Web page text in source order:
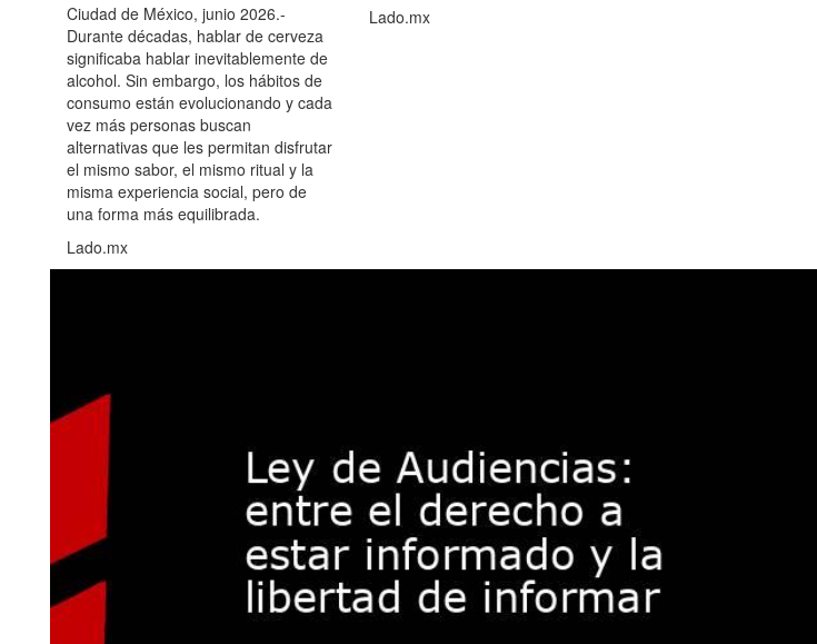
Ciudad de México, junio 2026.-
Durante décadas, hablar de cerveza
significaba hablar inevitablemente de
alcohol. Sin embargo, los hábitos de
consumo están evolucionando y cada
vez más personas buscan
alternativas que les permitan disfrutar
el mismo sabor, el mismo ritual y la
misma experiencia social, pero de
una forma más equilibrada.
Lado.mx
Lado.mx